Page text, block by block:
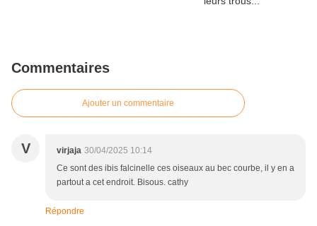
Commentaires
Ajouter un commentaire
V virjaja 30/04/2025 10:14
Ce sont des ibis falcinelle ces oiseaux au bec courbe, il y en a
partout a cet endroit. Bisous. cathy
Répondre